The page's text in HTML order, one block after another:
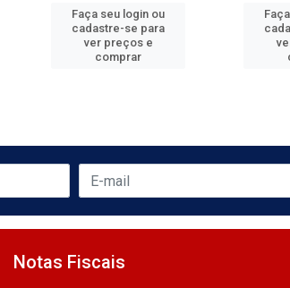
Faça seu login ou
cadastre-se para
ver preços e
comprar
Notas Fiscais